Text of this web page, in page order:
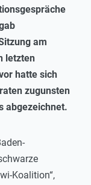
am
letzten
hatte sich
zugunsten
abgezeichnet.
Koalition“,